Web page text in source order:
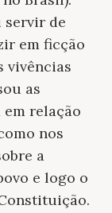
servir de
em ficção
vivências
as
relação
nos
a
e logo o